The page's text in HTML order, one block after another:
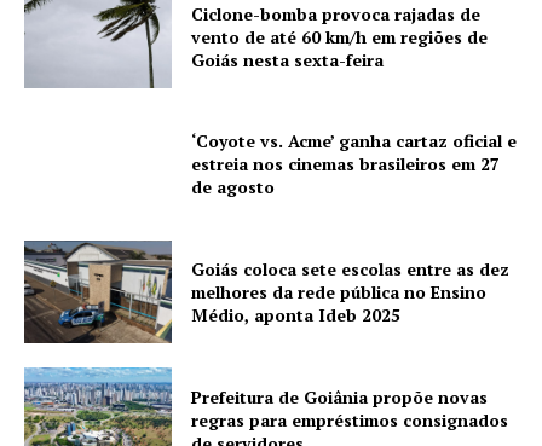
Ciclone-bomba provoca rajadas de
vento de até 60 km/h em regiões de
Goiás nesta sexta-feira
‘Coyote vs. Acme’ ganha cartaz oficial e
estreia nos cinemas brasileiros em 27
de agosto
Goiás coloca sete escolas entre as dez
melhores da rede pública no Ensino
Médio, aponta Ideb 2025
Prefeitura de Goiânia propõe novas
regras para empréstimos consignados